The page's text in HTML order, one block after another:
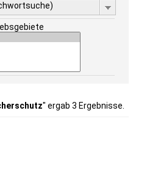
" ergab 3 Ergebnisse.